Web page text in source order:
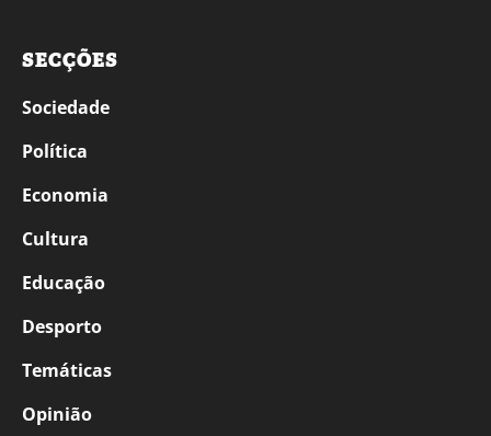
SECÇÕES
Sociedade
Política
Economia
Cultura
Educação
Desporto
Temáticas
Opinião